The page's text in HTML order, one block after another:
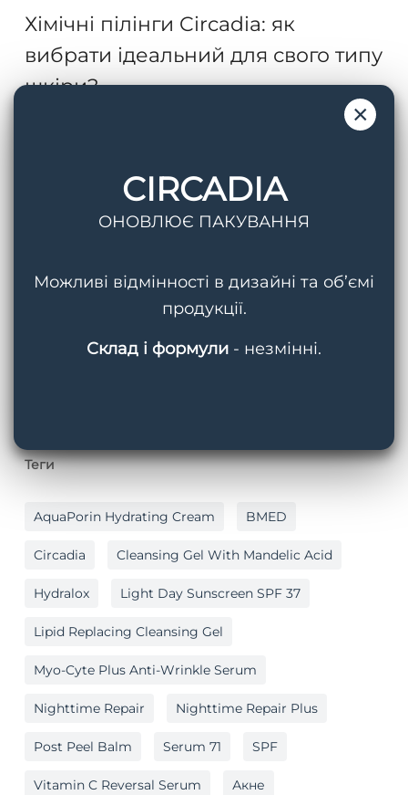
як
вибрати
ідеальний
Хімічні пілінги Circadia: як
вибрати ідеальний для свого типу
шкіри?
правильному…
22 Серпня, 2025
Теги
AquaPorin Hydrating Cream BMED
Circadia Cleansing Gel With Mandelic Acid
Hydralox Light Day Sunscreen SPF 37
Lipid Replacing Cleansing Gel
Myo-Cyte Plus Anti-Wrinkle Serum
Nighttime Repair Nighttime Repair Plus
Post Peel Balm Serum 71 SPF
Vitamin C Reversal Serum Акне
×
CIRCADIA
ОНОВЛЮЄ ПАКУВАННЯ
Можливі відмінності в дизайні та об’ємі
продукції.
Склад і формули - незмінні.